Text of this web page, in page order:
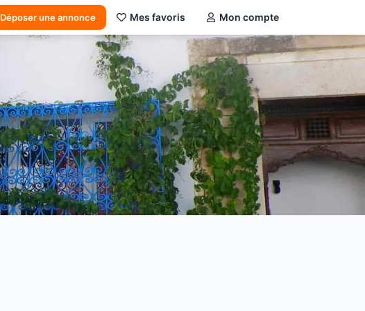
Déposer une annonce Mes favoris Mon compte